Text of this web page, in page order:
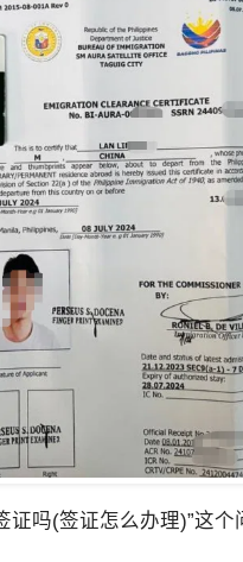
吗(签证怎么办理)”这